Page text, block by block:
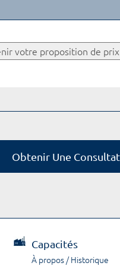
votre proposition de
Obtenir Une
Capacités
À propos / Historique